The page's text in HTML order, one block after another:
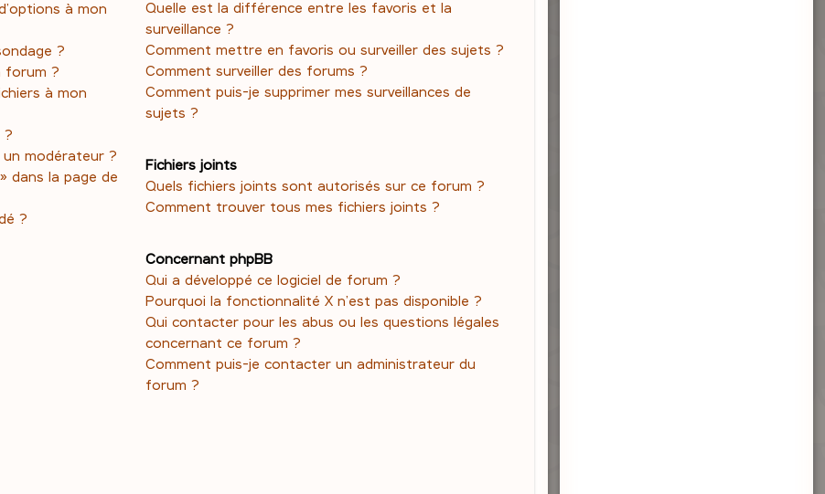
à mon
?
forum ?
à mon
?
modérateur ?
dans la page de
?
Quelle est la différence entre les favoris et la
surveillance ?
Comment mettre en favoris ou surveiller des sujets ?
Comment surveiller des forums ?
Comment puis-je supprimer mes surveillances de
sujets ?
Fichiers joints
Quels fichiers joints sont autorisés sur ce forum ?
Comment trouver tous mes fichiers joints ?
Concernant phpBB
Qui a développé ce logiciel de forum ?
Pourquoi la fonctionnalité X n’est pas disponible ?
Qui contacter pour les abus ou les questions légales
concernant ce forum ?
Comment puis-je contacter un administrateur du
forum ?